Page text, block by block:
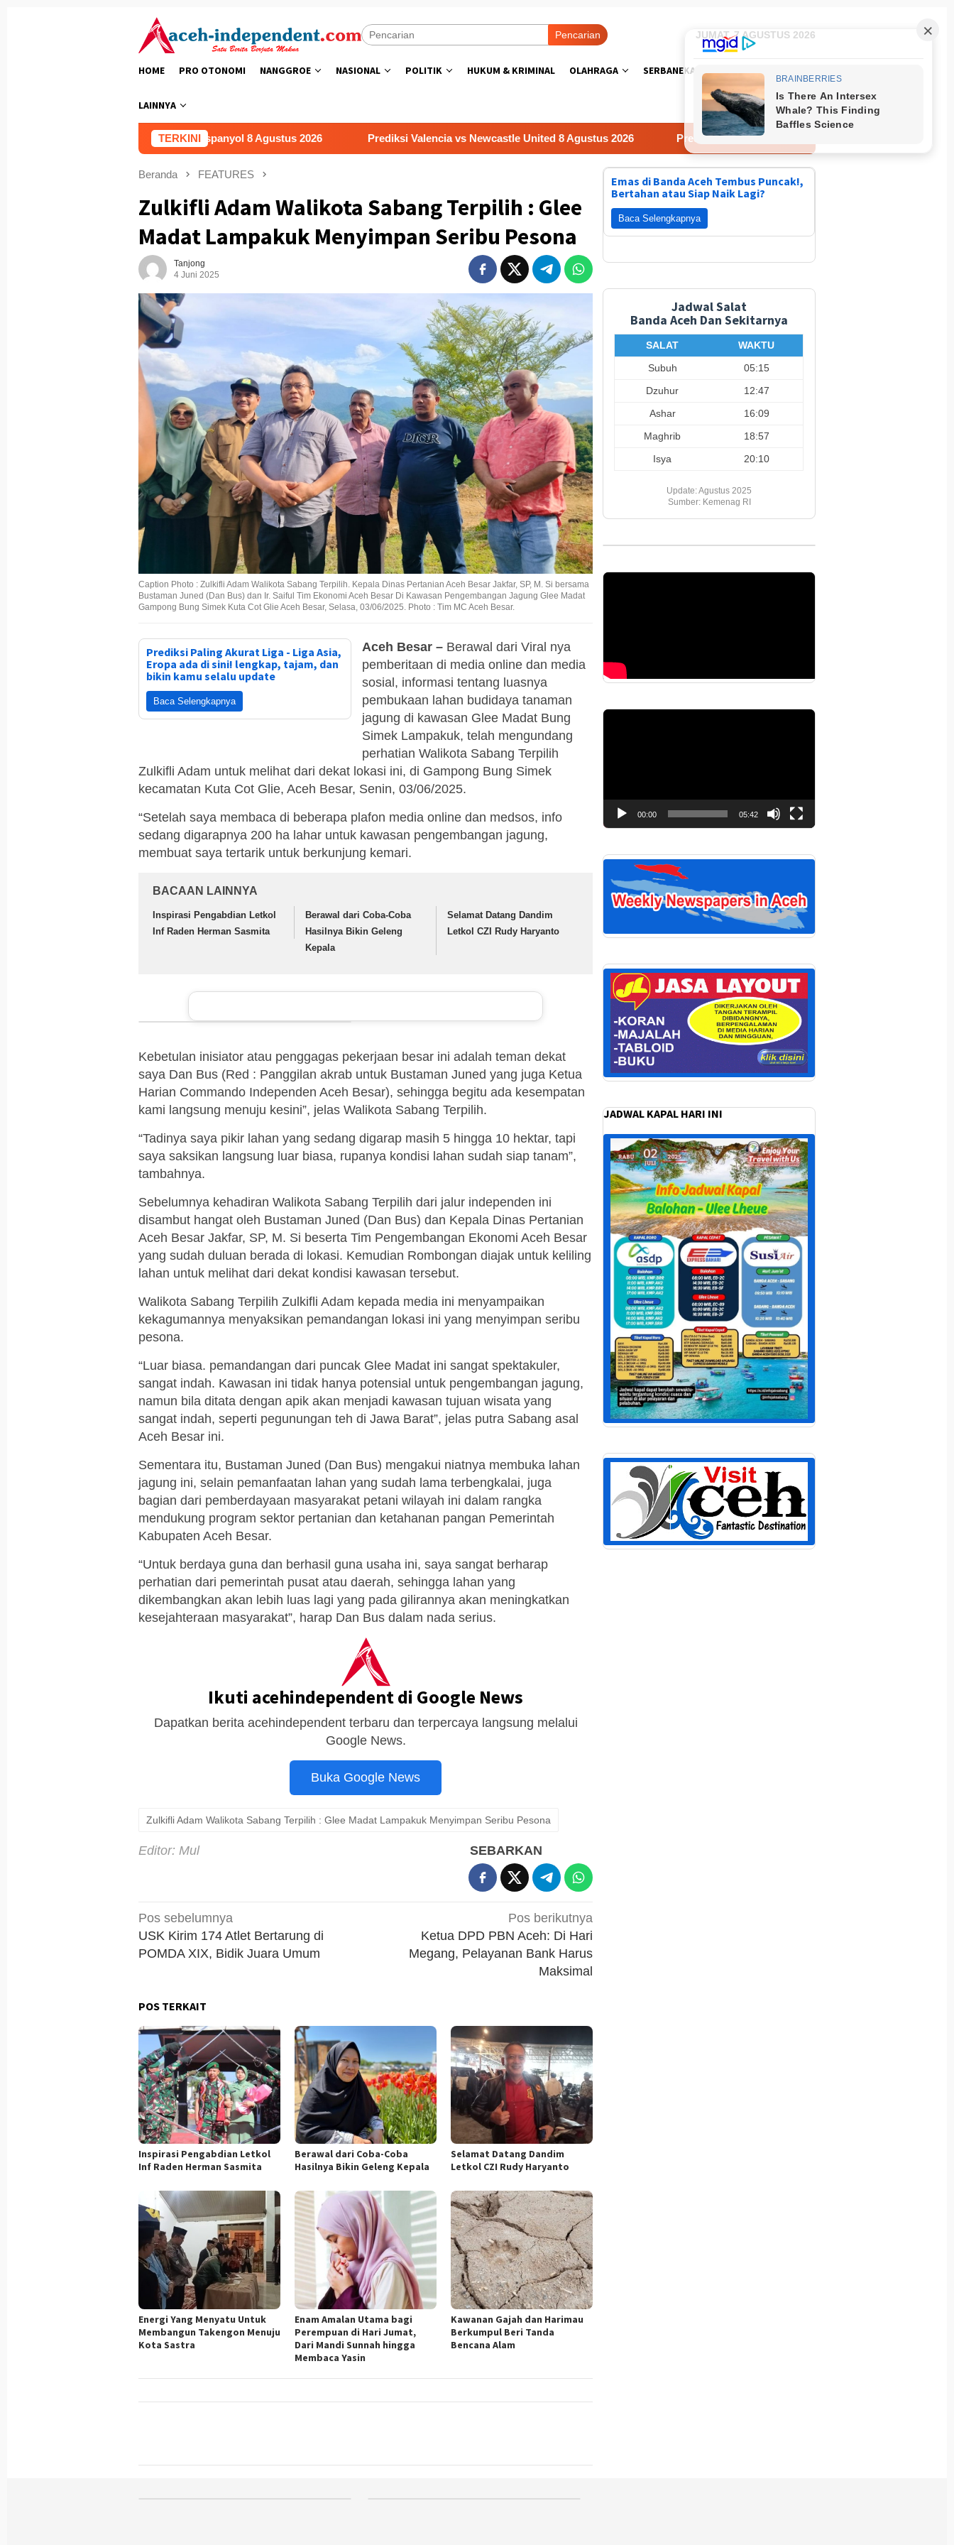
Pencarian JUMAT, 7 AGUSTUS 2026
HOME PRO OTONOMI NANGGROE NASIONAL POLITIK HUKUM & KRIMINAL OLAHRAGA SERBANEKA FOTO
LAINNYA
TERKINI
Prediksi Coventry City vs Espanyol 8 Agustus 2026 Prediksi Valencia vs Newcastle United 8 Agustus 2026 Prediksi Brighton & Hove Albion vs Roma 8 Agustus 2026
Beranda FEATURES
Zulkifli Adam Walikota Sabang Terpilih : Glee
Madat Lampakuk Menyimpan Seribu Pesona
Tanjong
4 Juni 2025
Caption Photo : Zulkifli Adam Walikota Sabang Terpilih. Kepala Dinas Pertanian Aceh Besar Jakfar, SP, M. Si bersama
Bustaman Juned (Dan Bus) dan Ir. Saiful Tim Ekonomi Aceh Besar Di Kawasan Pengembangan Jagung Glee Madat
Gampong Bung Simek Kuta Cot Glie Aceh Besar, Selasa, 03/06/2025. Photo : Tim MC Aceh Besar.
Prediksi Paling Akurat Liga - Liga Asia,
Eropa ada di sini! lengkap, tajam, dan
bikin kamu selalu update
Baca Selengkapnya
Aceh Besar – Berawal dari Viral nya
pemberitaan di media online dan media
sosial, informasi tentang luasnya
pembukaan lahan budidaya tanaman
jagung di kawasan Glee Madat Bung
Simek Lampakuk, telah mengundang
perhatian Walikota Sabang Terpilih
Zulkifli Adam untuk melihat dari dekat lokasi ini, di Gampong Bung Simek
kecamatan Kuta Cot Glie, Aceh Besar, Senin, 03/06/2025.
“Setelah saya membaca di beberapa plafon media online dan medsos, info
sedang digarapnya 200 ha lahar untuk kawasan pengembangan jagung,
membuat saya tertarik untuk berkunjung kemari.
BACAAN LAINNYA
Inspirasi Pengabdian Letkol
Inf Raden Herman Sasmita
Berawal dari Coba-Coba
Hasilnya Bikin Geleng
Kepala
Selamat Datang Dandim
Letkol CZI Rudy Haryanto
Kebetulan inisiator atau penggagas pekerjaan besar ini adalah teman dekat
saya Dan Bus (Red : Panggilan akrab untuk Bustaman Juned yang juga Ketua
Harian Commando Independen Aceh Besar), sehingga begitu ada kesempatan
kami langsung menuju kesini”, jelas Walikota Sabang Terpilih.
“Tadinya saya pikir lahan yang sedang digarap masih 5 hingga 10 hektar, tapi
saya saksikan langsung luar biasa, rupanya kondisi lahan sudah siap tanam”,
tambahnya.
Sebelumnya kehadiran Walikota Sabang Terpilih dari jalur independen ini
disambut hangat oleh Bustaman Juned (Dan Bus) dan Kepala Dinas Pertanian
Aceh Besar Jakfar, SP, M. Si beserta Tim Pengembangan Ekonomi Aceh Besar
yang sudah duluan berada di lokasi. Kemudian Rombongan diajak untuk keliling
lahan untuk melihat dari dekat kondisi kawasan tersebut.
Walikota Sabang Terpilih Zulkifli Adam kepada media ini menyampaikan
kekagumannya menyaksikan pemandangan lokasi ini yang menyimpan seribu
pesona.
“Luar biasa. pemandangan dari puncak Glee Madat ini sangat spektakuler,
sangat indah. Kawasan ini tidak hanya potensial untuk pengembangan jagung,
namun bila ditata dengan apik akan menjadi kawasan tujuan wisata yang
sangat indah, seperti pegunungan teh di Jawa Barat”, jelas putra Sabang asal
Aceh Besar ini.
Sementara itu, Bustaman Juned (Dan Bus) mengakui niatnya membuka lahan
jagung ini, selain pemanfaatan lahan yang sudah lama terbengkalai, juga
bagian dari pemberdayaan masyarakat petani wilayah ini dalam rangka
mendukung program sektor pertanian dan ketahanan pangan Pemerintah
Kabupaten Aceh Besar.
“Untuk berdaya guna dan berhasil guna usaha ini, saya sangat berharap
perhatian dari pemerintah pusat atau daerah, sehingga lahan yang
dikembangkan akan lebih luas lagi yang pada gilirannya akan meningkatkan
kesejahteraan masyarakat”, harap Dan Bus dalam nada serius.
Ikuti acehindependent di Google News
Dapatkan berita acehindependent terbaru dan terpercaya langsung melalui
Google News.
Buka Google News
Zulkifli Adam Walikota Sabang Terpilih : Glee Madat Lampakuk Menyimpan Seribu Pesona
Editor: Mul SEBARKAN
Navigasi
pos
Pos sebelumnya
USK Kirim 174 Atlet Bertarung di
POMDA XIX, Bidik Juara Umum
Pos berikutnya
Ketua DPD PBN Aceh: Di Hari
Megang, Pelayanan Bank Harus
Maksimal
POS TERKAIT
Inspirasi Pengabdian Letkol
Inf Raden Herman Sasmita
Berawal dari Coba-Coba
Hasilnya Bikin Geleng Kepala
Selamat Datang Dandim
Letkol CZI Rudy Haryanto
Energi Yang Menyatu Untuk
Membangun Takengon Menuju
Kota Sastra
Enam Amalan Utama bagi
Perempuan di Hari Jumat,
Dari Mandi Sunnah hingga
Membaca Yasin
Kawanan Gajah dan Harimau
Berkumpul Beri Tanda
Bencana Alam
Emas di Banda Aceh Tembus Puncak!,
Bertahan atau Siap Naik Lagi?
Baca Selengkapnya
Jadwal Salat
Banda Aceh Dan Sekitarnya
SALAT
WAKTU
Subuh
05:15
Dzuhur
12:47
Ashar
16:09
Maghrib
18:57
Isya
20:10
Update: Agustus 2025
Sumber: Kemenag RI
Pemutar
00:00 05:42
JADWAL KAPAL HARI INI